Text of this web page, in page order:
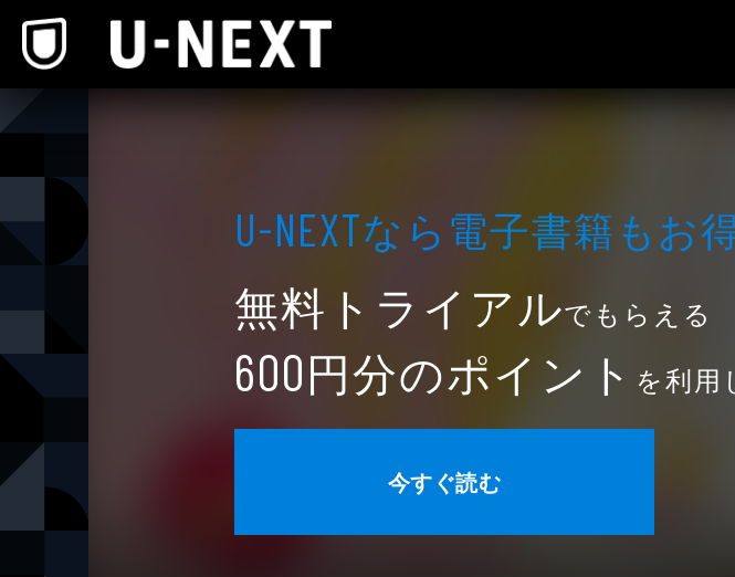
U-NEXTなら電⼦書籍もお
無料トライアルでもらえる
600円分のポイント を利用
今すぐ読む